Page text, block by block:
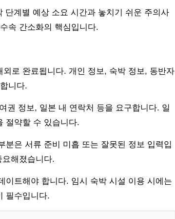
단계별 예상 소요 시간과 놓치기 쉬운 주의사
속 간소화의 핵심입니다.
로 완료됩니다. 개인 정보, 숙박 정보, 동반자
니다.
권 정보, 일본 내 연락처 등을 요구합니다. 일
절약할 수 있습니다.
분은 서류 준비 미흡 또는 잘못된 정보 입력입
해졌습니다.
이트해야 합니다. 임시 숙박 시설 이용 시에는
필수입니다.